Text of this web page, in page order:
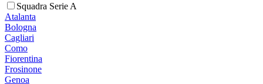
Squadra Serie A
Atalanta
Bologna
Cagliari
Como
Fiorentina
Frosinone
Genoa